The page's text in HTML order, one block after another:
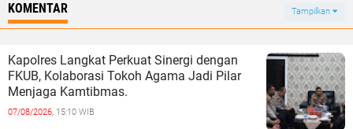
KOMENTAR Tampilkan
Kapolres Langkat Perkuat Sinergi dengan
FKUB, Kolaborasi Tokoh Agama Jadi Pilar
Menjaga Kamtibmas.
07/08/2026, 15:10 WIB